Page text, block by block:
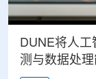
DUNE将人
测与数据处理